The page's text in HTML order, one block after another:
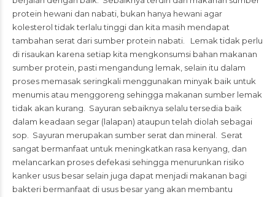
protein hewani dan nabati, bukan hanya hewani agar
kolesterol tidak terlalu tinggi dan kita masih mendapat
tambahan serat dari sumber protein nabati. Lemak tidak perlu
di risaukan karena setiap kita mengkonsumsi bahan makanan
sumber protein, pasti mengandung lemak, selain itu dalam
proses memasak seringkali menggunakan minyak baik untuk
menumis atau menggoreng sehingga makanan sumber lemak
tidak akan kurang. Sayuran sebaiknya selalu tersedia baik
dalam keadaan segar (lalapan) ataupun telah diolah sebagai
sop. Sayuran merupakan sumber serat dan mineral. Serat
sangat bermanfaat untuk meningkatkan rasa kenyang, dan
melancarkan proses defekasi sehingga menurunkan risiko
kanker usus besar selain juga dapat menjadi makanan bagi
bakteri bermanfaat di usus besar yang akan membantu